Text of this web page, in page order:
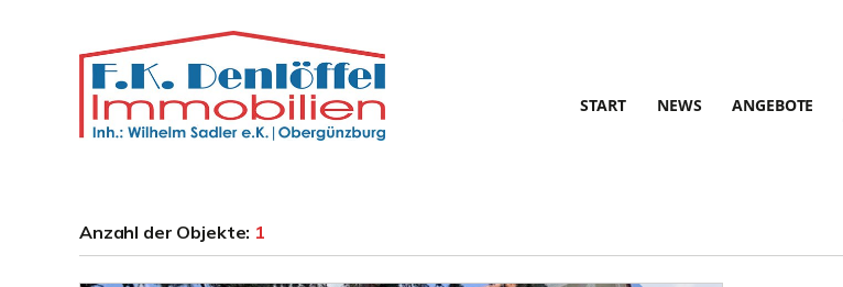
START NEWS ANGEBOTE
Anzahl der Objekte: 1